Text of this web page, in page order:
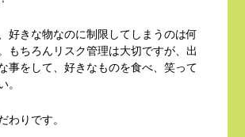
好きな物なのに制限してしまうのは何
もちろんリスク管理は大切ですが、出
事をして、好きなものを食べ、笑って
わりです。